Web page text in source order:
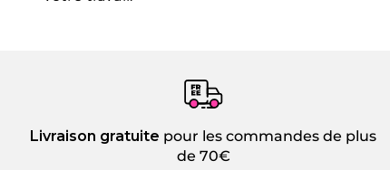
Livraison gratuite pour les commandes de plus
de 70€